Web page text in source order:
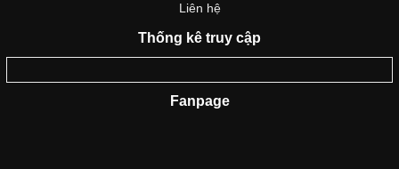
Liên hệ
Thống kê truy cập
Fanpage